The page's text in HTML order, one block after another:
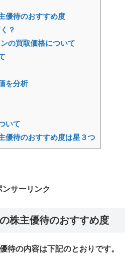
優待のおすすめ度
？
の買取価格について
を分析
いて
優待のおすすめ度は星３つ
ンサーリンク
株主優待のおすすめ度
待の内容は下記のとおりです。